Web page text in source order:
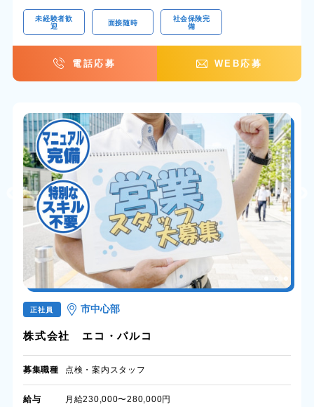
未経験者歓
迎
面接随時
社会保険完
備
電話応募 WEB応募
正社員 市中心部
株式会社 エコ・パルコ
募集職種 点検・案内スタッフ
給与 月給230,000〜280,000円